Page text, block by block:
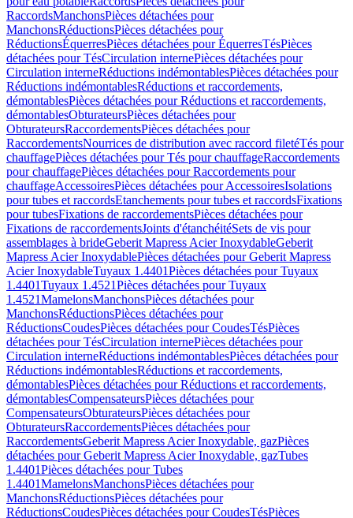
RaccordsManchonsPièces détachées pour
ManchonsRéductionsPièces détachées pour
RéductionsÉquerresPièces détachées pour ÉquerresTésPièces
détachées pour TésCirculation internePièces détachées pour
Circulation interneRéductions indémontablesPièces détachées pour
Réductions indémontablesRéductions et raccordements,
démontablesPièces détachées pour Réductions et raccordements,
démontablesObturateursPièces détachées pour
ObturateursRaccordementsPièces détachées pour
RaccordementsNourrices de distribution avec raccord filetéTés pour
chauffagePièces détachées pour Tés pour chauffageRaccordements
pour chauffagePièces détachées pour Raccordements pour
chauffageAccessoiresPièces détachées pour AccessoiresIsolations
pour tubes et raccordsEtanchements pour tubes et raccordsFixations
pour tubesFixations de raccordementsPièces détachées pour
Fixations de raccordementsJoints d'étanchéitéSets de vis pour
assemblages à brideGeberit Mapress Acier InoxydableGeberit
Mapress Acier InoxydablePièces détachées pour Geberit Mapress
Acier InoxydableTuyaux 1.4401Pièces détachées pour Tuyaux
1.4401Tuyaux 1.4521Pièces détachées pour Tuyaux
1.4521MamelonsManchonsPièces détachées pour
ManchonsRéductionsPièces détachées pour
RéductionsCoudesPièces détachées pour CoudesTésPièces
détachées pour TésCirculation internePièces détachées pour
Circulation interneRéductions indémontablesPièces détachées pour
Réductions indémontablesRéductions et raccordements,
démontablesPièces détachées pour Réductions et raccordements,
démontablesCompensateursPièces détachées pour
CompensateursObturateursPièces détachées pour
ObturateursRaccordementsPièces détachées pour
RaccordementsGeberit Mapress Acier Inoxydable, gazPièces
détachées pour Geberit Mapress Acier Inoxydable, gazTubes
1.4401Pièces détachées pour Tubes
1.4401MamelonsManchonsPièces détachées pour
ManchonsRéductionsPièces détachées pour
RéductionsCoudesPièces détachées pour CoudesTésPièces